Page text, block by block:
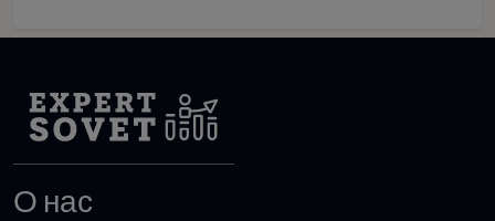
О нас